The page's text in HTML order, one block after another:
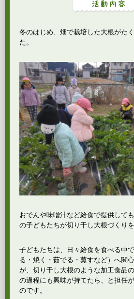
冬のはじめ、畑で栽培した大根がた
た。
おでんや味噌汁など給食で提供して
の子どもたちが切り干し大根づくりを
子どもたちは、日々給食を食べる中
る・焼く・茹でる・蒸すなど）へ関
が、切り干し大根のような加工食品
の過程にも興味が持てたら、と担任
のです。